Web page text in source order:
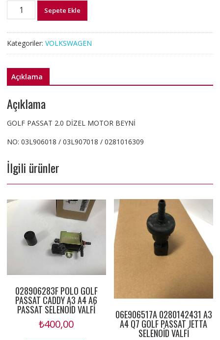
03L906018
DİZEL
BEYNİ
adet
Sepete Ekle
Kategoriler: VOLKSWAGEN
Açıklama
Açıklama
GOLF PASSAT 2.0 DİZEL MOTOR BEYNİ
NO: 03L906018 / 03L907018 / 0281016309
İlgili ürünler
028906283F POLO GOLF
PASSAT CADDY A3 A4 A6
PASSAT SELENOİD VALFİ
₺400,00
06E906517A 0280142431 A3
A4 Q7 GOLF PASSAT JETTA
SELENOİD VALFİ